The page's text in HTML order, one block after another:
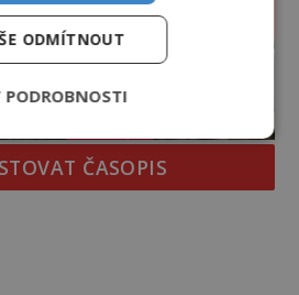
ČASOPIS
ODMÍTNOUT